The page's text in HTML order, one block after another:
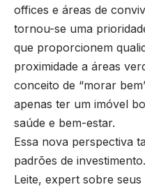
offices e áreas de
tornou-se uma
que proporcionem
proximidade a áreas
conceito de “morar
apenas ter um imóvel
saúde e bem-estar.
Essa nova perspectiva
padrões de
Leite, expert sobre